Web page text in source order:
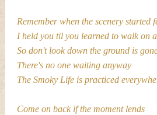
Remember when the scenery started
I held you til you learned to walk on
So don't look down the ground is
There's no one waiting anyway
The Smoky Life is practiced
Come on back if the moment lends